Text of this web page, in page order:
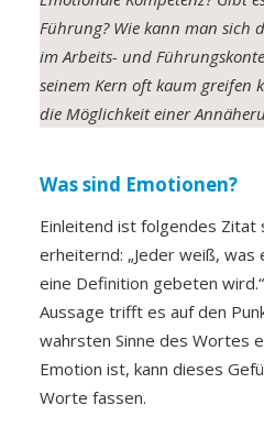
Führung? Wie kann man sich
im Arbeits- und
seinem Kern oft kaum greifen
die Möglichkeit einer
Was sind Emotionen?
Einleitend ist folgendes Zitat
erheiternd: „Jeder weiß,
eine Definition gebeten
Aussage trifft es auf den
wahrsten Sinne des Wortes
Emotion ist, kann dieses
Worte fassen.